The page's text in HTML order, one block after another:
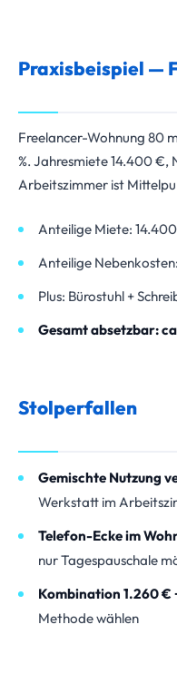
Praxisbeispiel —
Freelancer-Wohnung 80
%. Jahresmiete 14.400
Arbeitszimmer ist
Anteilige Miete:
Anteilige
Plus: Bürostuhl +
Gesamt absetzbar:
Stolperfallen
Gemischte Nutzung
Werkstatt im
Telefon-Ecke im
nur Tagespauschale
Kombination 1.260 €
Methode wählen